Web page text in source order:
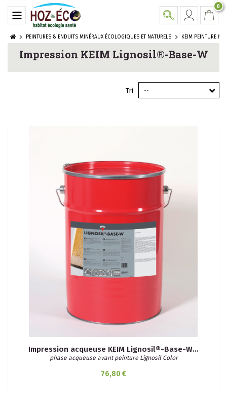
0
PEINTURES & ENDUITS MINÉRAUX ÉCOLOGIQUES ET NATURELS KEIM PEINTURE
Impression KEIM Lignosil®-Base-W
Tri --
Impression acqueuse KEIM Lignosil®-Base-W...
phase acqueuse avant peinture Lignosil Color
76,80 €